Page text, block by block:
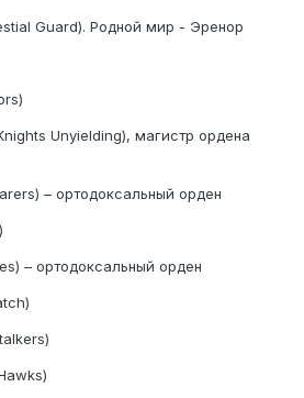
Guard). Родной мир - Эренор
Unyielding), магистр ордена
– ортодоксальный орден
– ортодоксальный орден